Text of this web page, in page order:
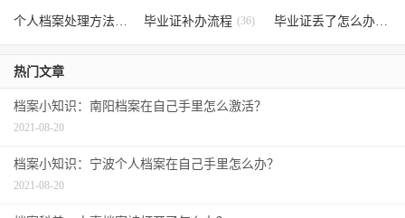
个人档案处理方法 毕业证补办流程 (36) 毕业证丢了怎么办
热门文章
档案小知识：南阳档案在自己手里怎么激活？
2021-08-20
档案小知识：宁波个人档案在自己手里怎么办？
2021-08-20